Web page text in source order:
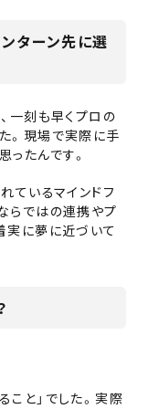
ターン先に選
一刻も早くプロの
。現場で実際に手
たんです。
ているマインドフ
らではの連携やプ
実に夢に近づいて
こと」でした。実際